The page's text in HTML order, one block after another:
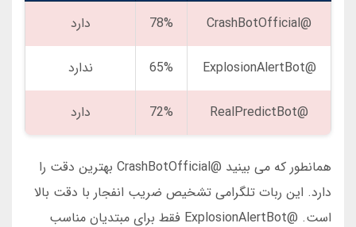
@CrashBotOfficial
78% دارد
@ExplosionAlertBot
65% ندارد
@RealPredictBot
72% دارد
همانطور که می بینید @CrashBotOfficial بهترین دقت را
دارد. این ربات تلگرامی تشخیص ضریب انفجار با دقت بالا
است. @ExplosionAlertBot فقط برای مبتدیان مناسب